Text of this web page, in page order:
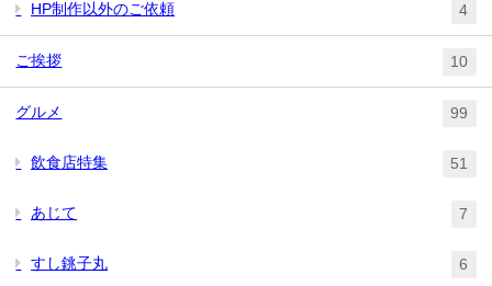
HP制作以外のご依頼 4
ご挨拶 10
グルメ 99
飲食店特集 51
あじて 7
すし銚子丸 6